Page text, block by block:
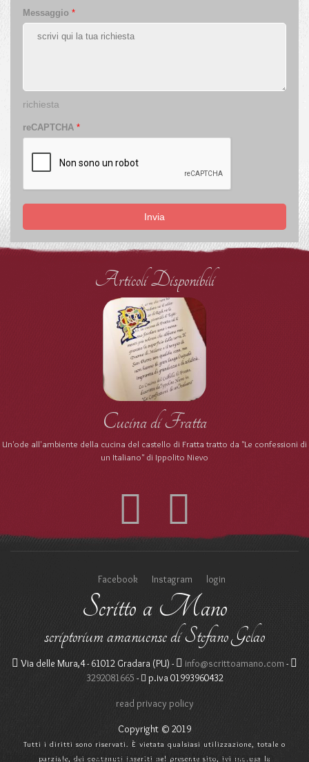
Messaggio *
richiesta
reCAPTCHA *
Invia
Articoli Disponibili
Cucina di Fratta
Un'ode all'ambiente della cucina del castello di Fratta tratto da "Le confessioni di
un Italiano" di Ippolito Nievo
Facebook Instagram login
Scritto a Mano
scriptorium amanuense di Stefano Gelao
Via delle Mura,4 - 61012 Gradara (PU) - info@scrittoamano.com -
3292081665 - p.iva 01993960432
read privacy policy
Copyright © 2019
Tutti i diritti sono riservati. È vietata qualsiasi utilizzazione, totale o
parziale, dei contenuti inseriti nel presente sito, ivi inclusa la
Utilizziamo i cookie sul nostro sito Web. Alcuni di essi sono